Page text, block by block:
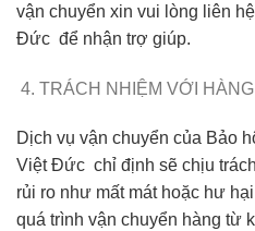
vận chuyển xin vui lòng liên
Đức để nhận trợ giúp.
TRÁCH NHIỆM VỚI
Dịch vụ vận chuyển của Bảo
Việt Đức chỉ định sẽ chịu
rủi ro như mất mát hoặc hư
quá trình vận chuyển hàng từ